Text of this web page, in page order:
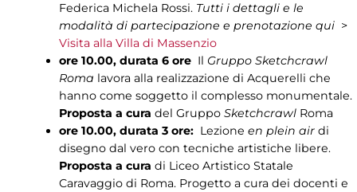
Federica Michela Rossi. Tutti i dettagli e le
modalità di partecipazione e prenotazione qui >
Visita alla Villa di Massenzio
ore 10.00, durata 6 oreIl Gruppo Sketchcrawl
Roma lavora alla realizzazione di Acquerelli che
hanno come soggetto il complesso monumentale.
Proposta a cura del Gruppo SketchcrawlRoma
ore 10.00, durata 3 ore:Lezione en plein airdi
disegno dal vero con tecniche artistiche libere.
Proposta a cura di Liceo Artistico Statale
Caravaggio di Roma. Progetto a cura dei docenti e